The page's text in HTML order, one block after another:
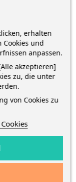
erhalten
und
anpassen.
akzeptieren]
zu, die unter
von Cookies zu